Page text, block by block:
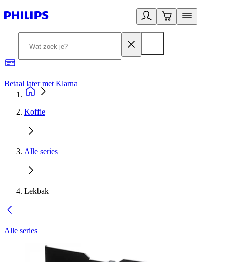
Betaal later met Klarna
Koffie
Alle series
Lekbak
Alle series